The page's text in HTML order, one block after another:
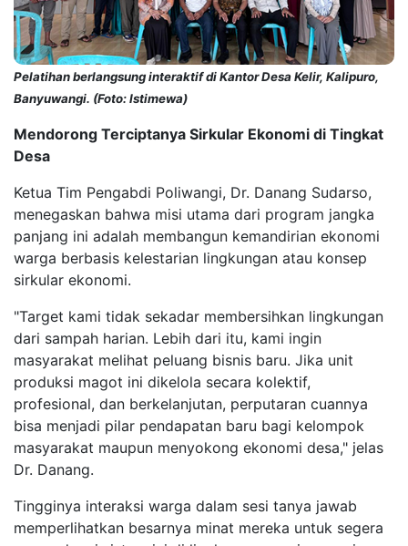
Pelatihan berlangsung interaktif di Kantor Desa Kelir, Kalipuro,
Banyuwangi. (Foto: Istimewa)
Mendorong Terciptanya Sirkular Ekonomi di Tingkat
Desa
Ketua Tim Pengabdi Poliwangi, Dr. Danang Sudarso,
menegaskan bahwa misi utama dari program jangka
panjang ini adalah membangun kemandirian ekonomi
warga berbasis kelestarian lingkungan atau konsep
sirkular ekonomi.
"Target kami tidak sekadar membersihkan lingkungan
dari sampah harian. Lebih dari itu, kami ingin
masyarakat melihat peluang bisnis baru. Jika unit
produksi magot ini dikelola secara kolektif,
profesional, dan berkelanjutan, perputaran cuannya
bisa menjadi pilar pendapatan baru bagi kelompok
masyarakat maupun menyokong ekonomi desa," jelas
Dr. Danang.
Tingginya interaksi warga dalam sesi tanya jawab
memperlihatkan besarnya minat mereka untuk segera